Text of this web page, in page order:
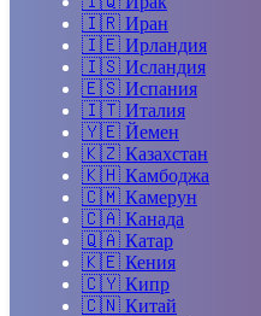
🇮🇷 Иран
🇮🇪 Ирландия
🇮🇸 Исландия
🇪🇸 Испания
🇮🇹 Италия
🇾🇪 Йемен
🇰🇿 Казахстан
🇰🇭 Камбоджа
🇨🇲 Камерун
🇨🇦 Канада
🇶🇦 Катар
🇰🇪 Кения
🇨🇾 Кипр
🇨🇳 Китай